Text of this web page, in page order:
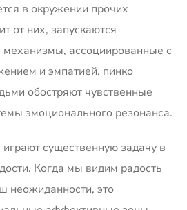
в окружении прочих
от них, запускаются
ассоциированные с
и эмпатией. пинко
обостряют чувственные
эмоционального резонанса.
существенную задачу в
Когда мы видим радость
неожиданности, это